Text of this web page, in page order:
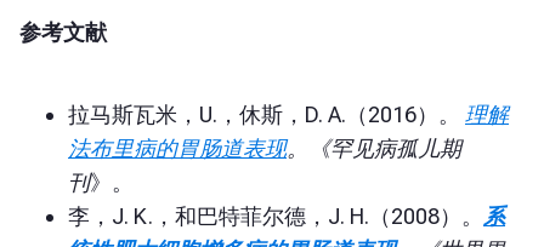
参考文献
拉马斯瓦米，U.，休斯，D. A.（2016）。 理解
法布里病的胃肠道表现。
《罕见病孤儿期
刊》。
李，J. K.，和巴特菲尔德，J. H.（2008）。 系